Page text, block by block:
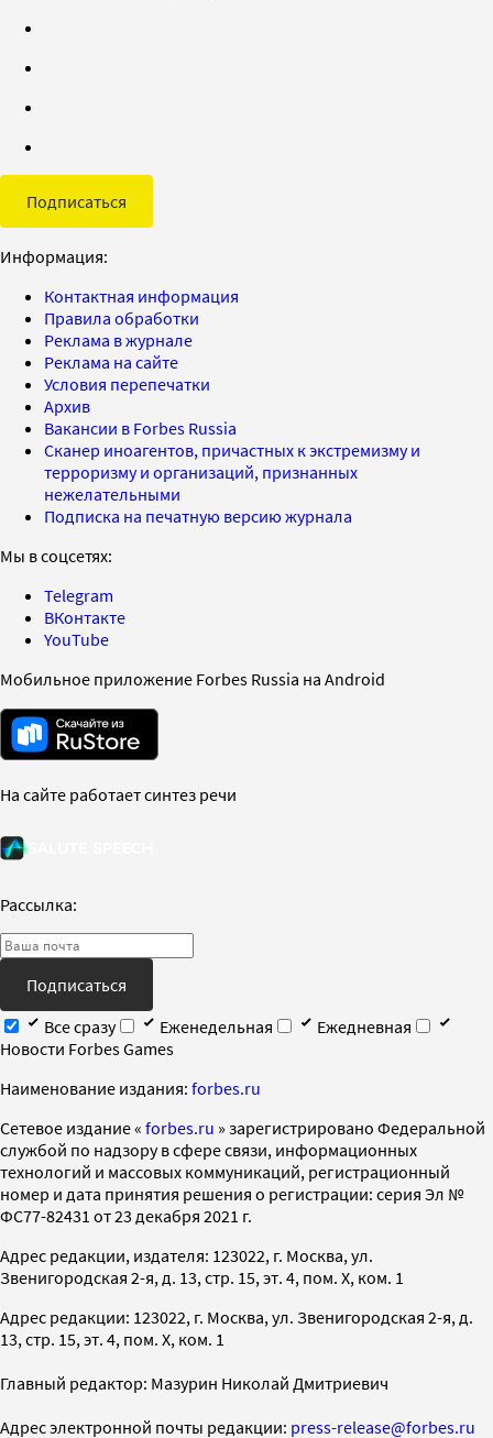
Подписаться
Информация:
Контактная информация
Правила обработки
Реклама в журнале
Реклама на сайте
Условия перепечатки
Архив
Вакансии в Forbes Russia
Сканер иноагентов, причастных к экстремизму и
терроризму и организаций, признанных
нежелательными
Подписка на печатную версию журнала
Мы в соцсетях:
Telegram
ВКонтакте
YouTube
Мобильное приложение Forbes Russia на Android
На сайте работает синтез речи
Рассылка:
Подписаться
Все сразу
Еженедельная
Ежедневная
Новости Forbes Games
Наименование издания: forbes.ru
Cетевое издание « forbes.ru » зарегистрировано Федеральной
службой по надзору в сфере связи, информационных
технологий и массовых коммуникаций, регистрационный
номер и дата принятия решения о регистрации: серия Эл №
ФС77-82431 от 23 декабря 2021 г.
Адрес редакции, издателя: 123022, г. Москва, ул.
Звенигородская 2-я, д. 13, стр. 15, эт. 4, пом. X, ком. 1
Адрес редакции: 123022, г. Москва, ул. Звенигородская 2-я, д.
13, стр. 15, эт. 4, пом. X, ком. 1
Главный редактор: Мазурин Николай Дмитриевич
Адрес электронной почты редакции: press-release@forbes.ru